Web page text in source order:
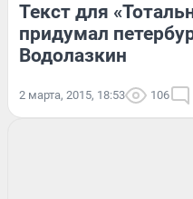
Текст для
придумал
Водолазкин
2 марта, 2015, 18:53 106